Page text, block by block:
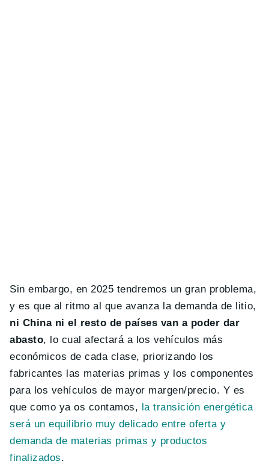
Sin embargo, en 2025 tendremos un gran problema,
y es que al ritmo al que avanza la demanda de litio,
ni China ni el resto de países van a poder dar
abasto, lo cual afectará a los vehículos más
económicos de cada clase, priorizando los
fabricantes las materias primas y los componentes
para los vehículos de mayor margen/precio. Y es
que como ya os contamos, la transición energética
será un equilibrio muy delicado entre oferta y
demanda de materias primas y productos
finalizados.